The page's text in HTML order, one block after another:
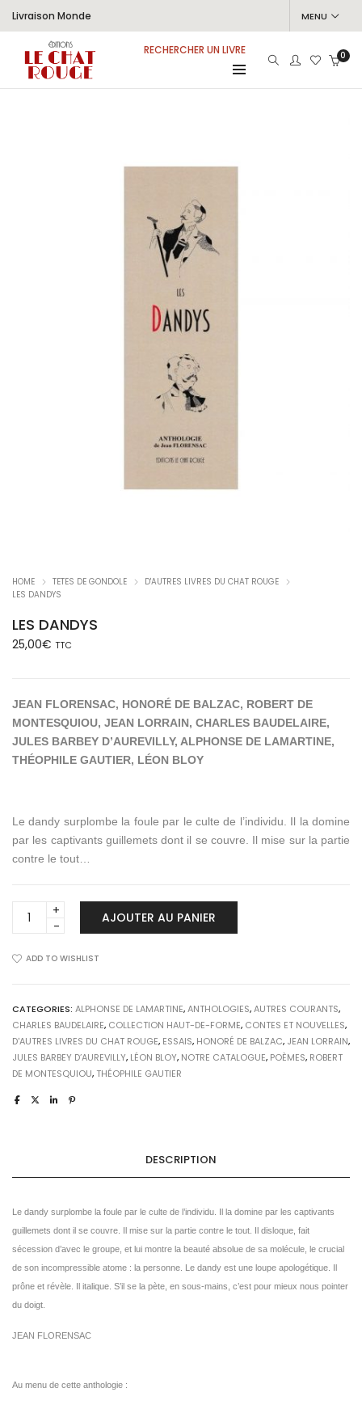
Livraison Monde MENU
RECHERCHER UN LIVRE 0
HOME TETES DE GONDOLE
D'AUTRES LIVRES DU CHAT ROUGE
LES DANDYS
LES DANDYS
25,00€ TTC
JEAN FLORENSAC, HONORÉ DE BALZAC, ROBERT DE
MONTESQUIOU, JEAN LORRAIN, CHARLES BAUDELAIRE,
JULES BARBEY D’AUREVILLY, ALPHONSE DE LAMARTINE,
THÉOPHILE GAUTIER, LÉON BLOY
Le dandy surplombe la foule par le culte de l’individu. Il la domine
par les captivants guillemets dont il se couvre. Il mise sur la partie
contre le tout…
LES
DANDYS
AJOUTER AU PANIER
ADD TO WISHLIST
CATEGORIES: ALPHONSE DE LAMARTINE,ANTHOLOGIES,AUTRES COURANTS,
CHARLES BAUDELAIRE, COLLECTION HAUT-DE-FORME, CONTES ET NOUVELLES,
D'AUTRES LIVRES DU CHAT ROUGE, ESSAIS, HONORÉ DE BALZAC, JEAN LORRAIN,
JULES BARBEY D’AUREVILLY, LÉON BLOY, NOTRE CATALOGUE, POÈMES, ROBERT
DE MONTESQUIOU, THÉOPHILE GAUTIER
DESCRIPTION
Le dandy surplombe la foule par le culte de l’individu. Il la domine par les captivants
guillemets dont il se couvre. Il mise sur la partie contre le tout. Il disloque, fait
sécession d’avec le groupe, et lui montre la beauté absolue de sa molécule, le crucial
de son incompressible atome : la personne. Le dandy est une loupe apologétique. Il
prône et révèle. Il italique. S’il se la pète, en sous-mains, c’est pour mieux nous pointer
du doigt.
JEAN FLORENSAC
Au menu de cette anthologie :